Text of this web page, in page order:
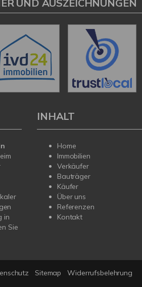
UND AUSZEICHNUNGEN
in
Sie
INHALT
Home
Immobilien
Verkäufer
Bauträger
Käufer
Über uns
Referenzen
Kontakt
Sitemap Widerrufsbelehrung